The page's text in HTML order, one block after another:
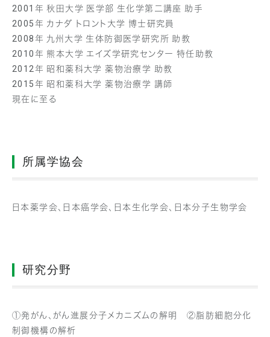
2001年 秋田大学 医学部 生化学第二講座 助手
2005年 カナダ トロント大学 博士研究員
2008年 九州大学 生体防御医学研究所 助教
2010年 熊本大学 エイズ学研究センター 特任助教
2012年 昭和薬科大学 薬物治療学 助教
2015年 昭和薬科大学 薬物治療学 講師
現在に至る
所属学協会
日本薬学会、日本癌学会、日本生化学会、日本分子生物学会
研究分野
①発がん、がん進展分子メカニズムの解明 ②脂肪細胞分化
制御機構の解析